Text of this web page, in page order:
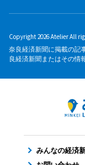
Copyright 2026 Atelier All
奈良経済新聞に掲載の記
良経済新聞またはその情
みんなの経済